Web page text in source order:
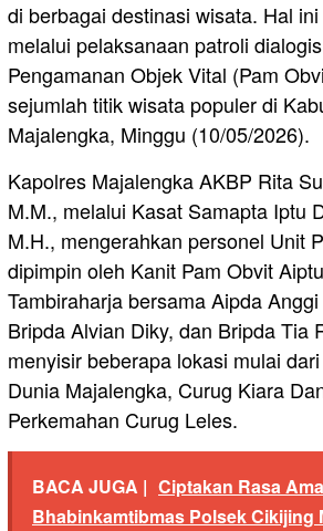
di berbagai destinasi wisata. Hal
melalui pelaksanaan patroli
Pengamanan Objek Vital (Pam
sejumlah titik wisata populer di
Majalengka, Minggu (10/05/2026).
Kapolres Majalengka AKBP Rita
M.M., melalui Kasat Samapta Iptu
M.H., mengerahkan personel Unit
dipimpin oleh Kanit Pam Obvit
Tambiraharja bersama Aipda
Bripda Alvian Diky, dan Bripda Tia
menyisir beberapa lokasi mulai
Dunia Majalengka, Curug Kiara
Perkemahan Curug Leles.
BACA JUGA | Ciptakan Rasa
Bhabinkamtibmas Polsek Cikijing